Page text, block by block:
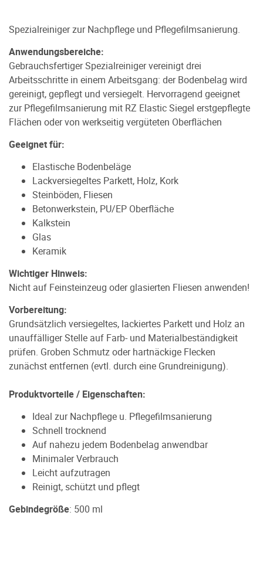
Spezialreiniger zur Nachpflege und Pflegefilmsanierung.
Anwendungsbereiche:
Gebrauchsfertiger Spezialreiniger vereinigt drei
Arbeitsschritte in einem Arbeitsgang: der Bodenbelag wird
gereinigt, gepflegt und versiegelt. Hervorragend geeignet
zur Pflegefilmsanierung mit RZ Elastic Siegel erstgepflegte
Flächen oder von werkseitig vergüteten Oberflächen
Geeignet für:
Elastische Bodenbeläge
Lackversiegeltes Parkett, Holz, Kork
Steinböden, Fliesen
Betonwerkstein, PU/EP Oberfläche
Kalkstein
Glas
Keramik
Wichtiger Hinweis:
Nicht auf Feinsteinzeug oder glasierten Fliesen anwenden!
Vorbereitung:
Grundsätzlich versiegeltes, lackiertes Parkett und Holz an
unauffälliger Stelle auf Farb- und Materialbeständigkeit
prüfen. Groben Schmutz oder hartnäckige Flecken
zunächst entfernen (evtl. durch eine Grundreinigung).
Produktvorteile / Eigenschaften:
Ideal zur Nachpflege u. Pflegefilmsanierung
Schnell trocknend
Auf nahezu jedem Bodenbelag anwendbar
Minimaler Verbrauch
Leicht aufzutragen
Reinigt, schützt und pflegt
Gebindegröße: 500 ml